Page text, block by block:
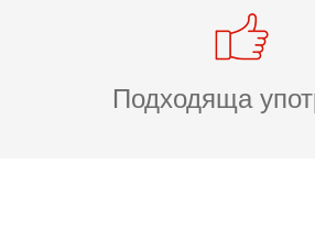
Подходяща